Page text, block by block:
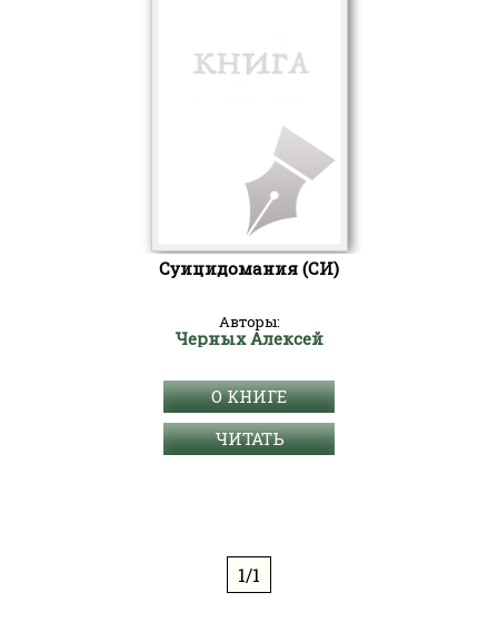
Суицидомания (СИ)
Авторы:
Черных Алексей
О КНИГЕ
ЧИТАТЬ
1/1